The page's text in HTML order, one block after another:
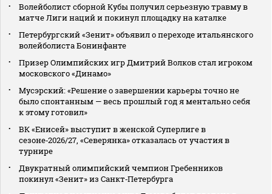
Волейболист сборной Кубы получил серьезную травму в
матче Лиги наций и покинул площадку на каталке
Петербургский «Зенит» объявил о переходе итальянского
волейболиста Бонинфанте
Призер Олимпийских игр Дмитрий Волков стал игроком
московского «Динамо»
Мусэрский: «Решение о завершении карьеры точно не
было спонтанным — весь прошлый год я ментально себя
к этому готовил»
ВК «Енисей» выступит в женской Суперлиге в
сезоне‑2026/27, «Северянка» отказалась от участия в
турнире
Двукратный олимпийский чемпион Гребенников
покинул «Зенит» из Санкт‑Петербурга